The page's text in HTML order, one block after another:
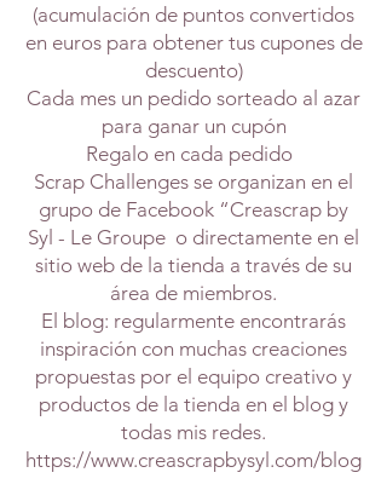
(acumulación de puntos convertidos
en euros para obtener tus cupones de
descuento)
Cada mes un pedido sorteado al azar
para ganar un cupón
Regalo en cada pedido
Scrap Challenges se organizan en el
grupo de Facebook “Creascrap by
Syl - Le Groupe o directamente en el
sitio web de la tienda a través de su
área de miembros.
El blog: regularmente encontrarás
inspiración con muchas creaciones
propuestas por el equipo creativo y
productos de la tienda en el blog y
todas mis redes.
https://www.creascrapbysyl.com/blog